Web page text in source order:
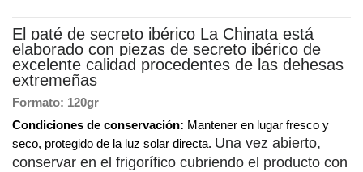
El paté de secreto ibérico La Chinata está
elaborado con piezas de secreto ibérico de
excelente calidad procedentes de las dehesas
extremeñas
Formato: 120gr
Condiciones de conservación: Mantener en lugar fresco y
seco, protegido de la luz solar directa. Una vez abierto,
conservar en el frigorífico cubriendo el producto con